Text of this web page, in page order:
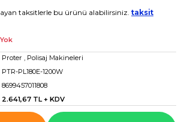
taksitlerle bu ürünü alabilirsiniz. taksit
Proter , Polisaj Makineleri
PTR-PL180E-1200W
8699457011808
2.641,67 TL + KDV